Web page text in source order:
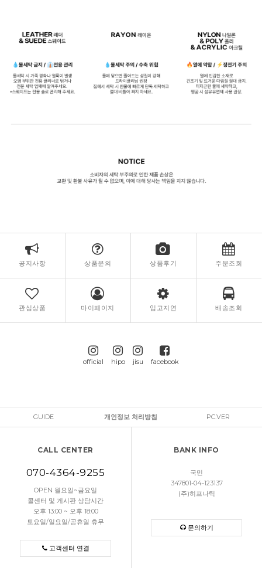
공지사항 상품문의 상품후기 주문조회
관심상품 마이페이지 입고지연 배송조회
official hipo jisu facebook
GUIDE 개인정보 처리방침 PC.VER
CALL CENTER
070-4364-9255
OPEN 월요일~금요일
콜센터 및 게시판 상담시간
오후 13:00 ~ 오후 18:00
토요일/일요일/공휴일 휴무
고객센터 연결
BANK INFO
국민
347801-04-123137
(주)히프나틱
문의하기